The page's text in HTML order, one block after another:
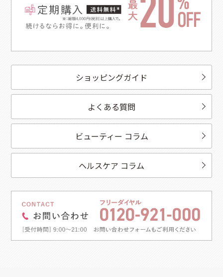
ショッピングガイド
よくある質問
ビューティー コラム
ヘルスケア コラム